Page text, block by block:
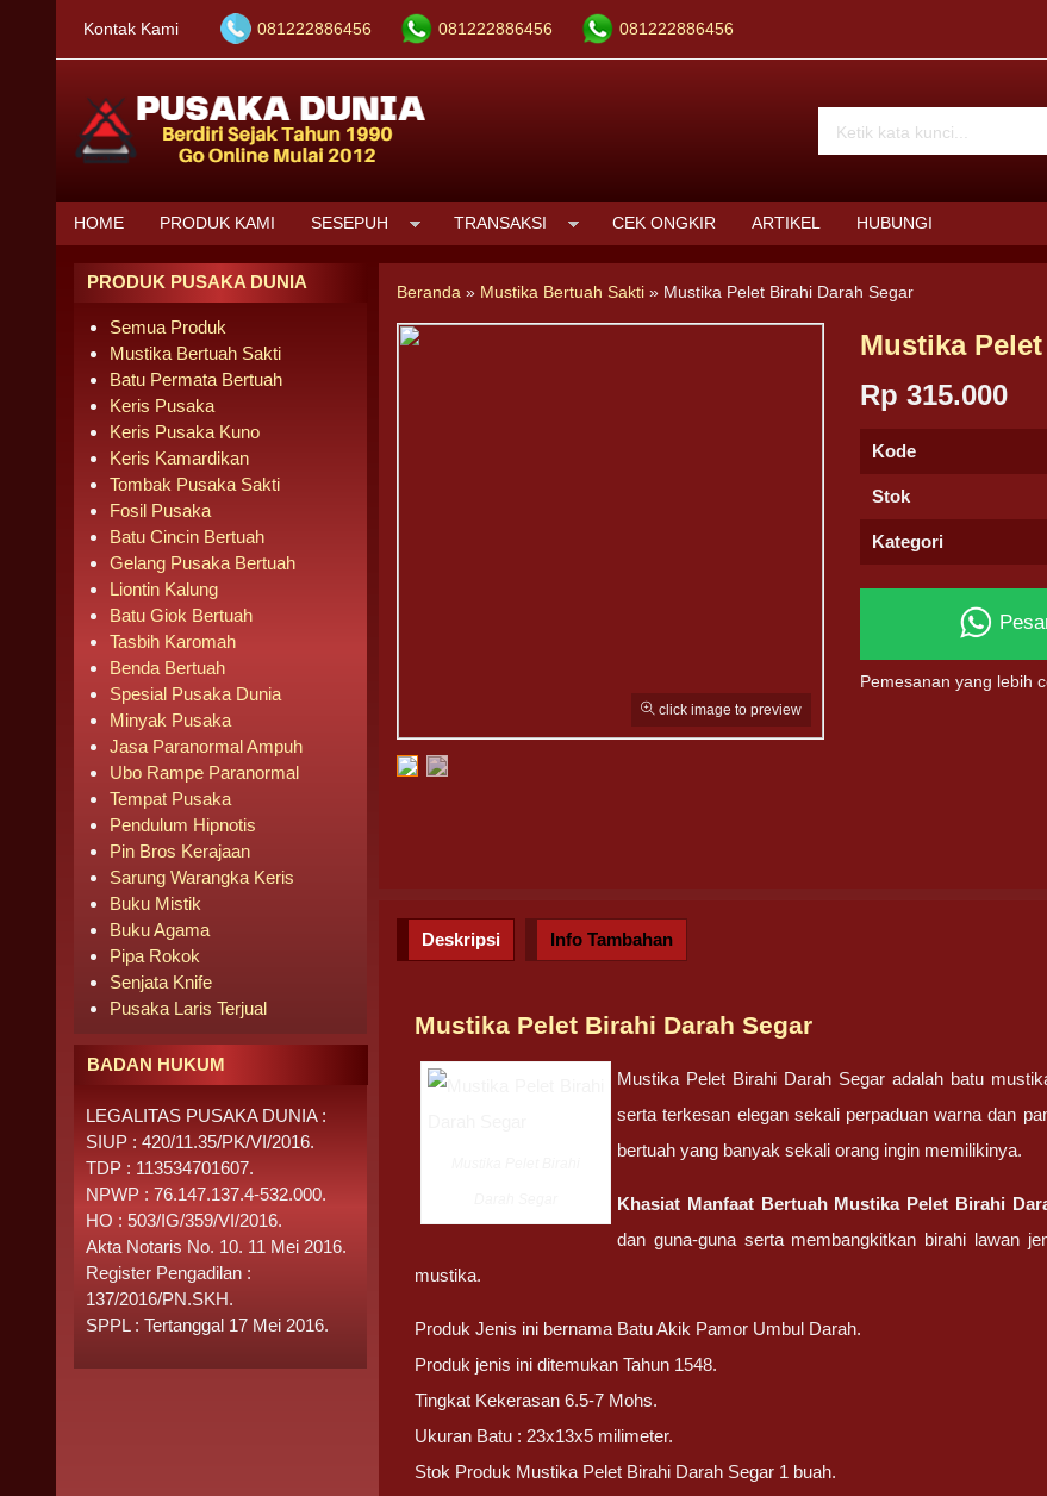
Kontak Kami 081222886456 081222886456 081222886456
HOME PRODUK KAMI SESEPUH TRANSAKSI CEK ONGKIR ARTIKEL HUBUNGI
Beranda » Mustika Bertuah Sakti » Mustika Pelet Birahi Darah Segar
click image to preview
Mustika
Rp 315.000
Kode
Stok
Kategori
Pemesanan yang lebih
Deskripsi Info Tambahan
Mustika Pelet Birahi Darah Segar
Mustika Pelet Birahi Darah Segar adalah batu
serta terkesan elegan sekali perpaduan warna dan
bertuah yang banyak sekali orang ingin memilikinya.
Khasiat Manfaat Bertuah Mustika Pelet Birahi
dan guna-guna serta membangkitkan birahi lawan
mustika.
Produk Jenis ini bernama Batu Akik Pamor Umbul Darah.
Produk jenis ini ditemukan Tahun 1548.
Tingkat Kekerasan 6.5-7 Mohs.
Ukuran Batu : 23x13x5 milimeter.
Stok Produk Mustika Pelet Birahi Darah Segar 1 buah.
PRODUK PUSAKA DUNIA
Semua Produk
Mustika Bertuah Sakti
Batu Permata Bertuah
Keris Pusaka
Keris Pusaka Kuno
Keris Kamardikan
Tombak Pusaka Sakti
Fosil Pusaka
Batu Cincin Bertuah
Gelang Pusaka Bertuah
Liontin Kalung
Batu Giok Bertuah
Tasbih Karomah
Benda Bertuah
Spesial Pusaka Dunia
Minyak Pusaka
Jasa Paranormal Ampuh
Ubo Rampe Paranormal
Tempat Pusaka
Pendulum Hipnotis
Pin Bros Kerajaan
Sarung Warangka Keris
Buku Mistik
Buku Agama
Pipa Rokok
Senjata Knife
Pusaka Laris Terjual
BADAN HUKUM
LEGALITAS PUSAKA DUNIA :
SIUP : 420/11.35/PK/VI/2016.
TDP : 113534701607.
NPWP : 76.147.137.4-532.000.
HO : 503/IG/359/VI/2016.
Akta Notaris No. 10. 11 Mei 2016.
Register Pengadilan :
137/2016/PN.SKH.
SPPL : Tertanggal 17 Mei 2016.